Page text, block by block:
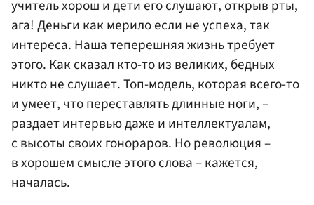
учитель хорош и дети его слушают, открыв рты,
ага! Деньги как мерило если не успеха, так
интереса. Наша теперешняя жизнь требует
этого. Как сказал кто-то из великих, бедных
никто не слушает. Топ-модель, которая всего-то
и умеет, что переставлять длинные ноги, –
раздает интервью даже и интеллектуалам,
с высоты своих гонораров. Но революция –
в хорошем смысле этого слова – кажется,
началась.